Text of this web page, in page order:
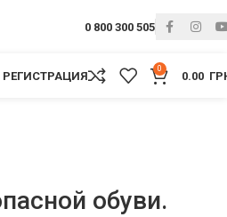
0 800 300 505
0
0.00
обуви.